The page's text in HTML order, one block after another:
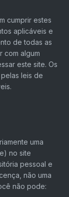
cumprir estes
aplicáveis ​​e
de todas as
com algum
este site. Os
leis de
uma
no site
pessoal e
não uma
não pode: